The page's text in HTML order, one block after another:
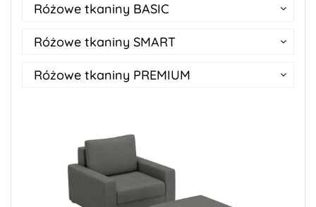
Różowe tkaniny BASIC
Różowe tkaniny SMART
Różowe tkaniny PREMIUM